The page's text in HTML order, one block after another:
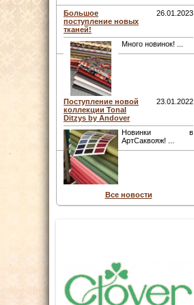
Большое
поступление новых
тканей!
26.01.2023
Много новинок! ...
Поступление новой
коллекции Tonal
Ditzys by Andover
23.01.2022
Новинки в
АртСаквояж! ...
Все новости